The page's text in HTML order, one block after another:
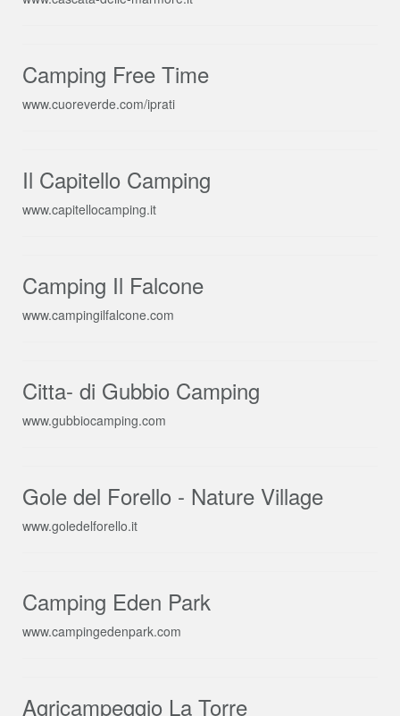
Camping Free Time
www.cuoreverde.com/iprati
Il Capitello Camping
www.capitellocamping.it
Camping Il Falcone
www.campingilfalcone.com
Citta- di Gubbio Camping
www.gubbiocamping.com
Gole del Forello - Nature Village
www.goledelforello.it
Camping Eden Park
www.campingedenpark.com
Agricampeggio La Torre